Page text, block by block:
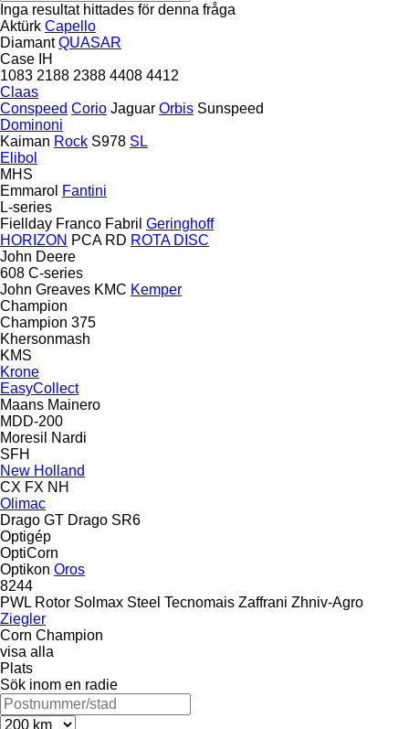
Inga resultat hittades för denna fråga
Aktürk Capello
Diamant QUASAR
Case IH
1083 2188 2388 4408 4412
Claas
Conspeed Corio Jaguar Orbis Sunspeed
Dominoni
Kaiman Rock S978 SL
Elibol
MHS
Emmarol Fantini
L-series
Fiellday Franco Fabril Geringhoff
HORIZON PCA RD ROTA DISC
John Deere
608 C-series
John Greaves KMC Kemper
Champion
Champion 375
Khersonmash
KMS
Krone
EasyCollect
Maans Mainero
MDD-200
Moresil
Nardi
SFH
New Holland
CX FX NH
Olimac
Drago GT Drago SR6
Optigép
OptiCorn
Optikon Oros
8244
PWL Rotor Solmax Steel Tecnomais Zaffrani Zhniv-Agro
Ziegler
Corn Champion
visa alla
Plats
Sök inom en radie